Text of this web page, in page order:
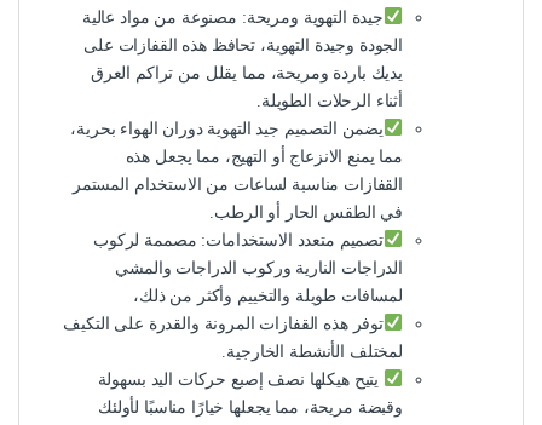
جيدة التهوية ومريحة: مصنوعة من مواد عالية
الجودة وجيدة التهوية، تحافظ هذه القفازات على
يديك باردة ومريحة، مما يقلل من تراكم العرق
أثناء الرحلات الطويلة.
يضمن التصميم جيد التهوية دوران الهواء بحرية،
مما يمنع الانزعاج أو التهيج، مما يجعل هذه
القفازات مناسبة لساعات من الاستخدام المستمر
في الطقس الحار أو الرطب.
تصميم متعدد الاستخدامات: مصممة لركوب
الدراجات النارية وركوب الدراجات والمشي
لمسافات طويلة والتخييم وأكثر من ذلك،
توفر هذه القفازات المرونة والقدرة على التكيف
لمختلف الأنشطة الخارجية.
يتيح هيكلها نصف إصبع حركات اليد بسهولة
وقبضة مريحة، مما يجعلها خيارًا مناسبًا لأولئك